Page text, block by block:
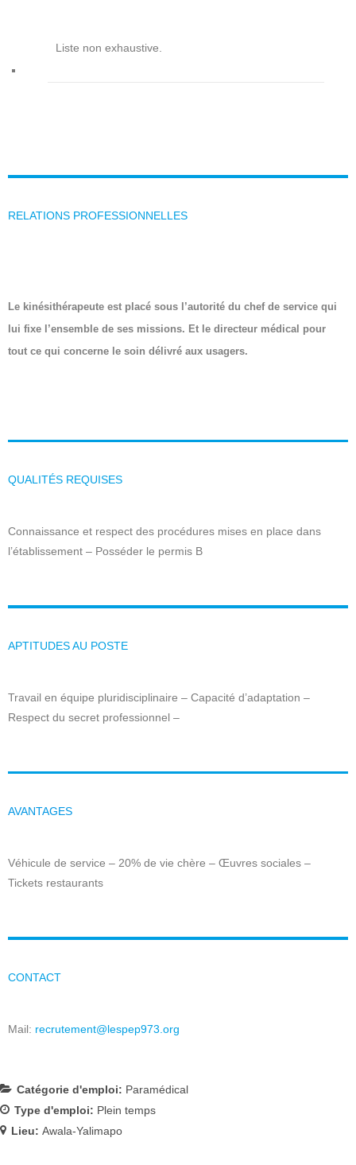
Liste non exhaustive.
RELATIONS PROFESSIONNELLES
Le kinésithérapeute est placé sous l’autorité du chef de service qui
lui fixe l’ensemble de ses missions. Et le directeur médical pour
tout ce qui concerne le soin délivré aux usagers.
QUALITÉS REQUISES
Connaissance et respect des procédures mises en place dans
l’établissement – Posséder le permis B
APTITUDES AU POSTE
Travail en équipe pluridisciplinaire – Capacité d’adaptation –
Respect du secret professionnel –
AVANTAGES
Véhicule de service – 20% de vie chère – Œuvres sociales –
Tickets restaurants
CONTACT
Mail: recrutement@lespep973.org
Catégorie d'emploi: Paramédical
Type d'emploi: Plein temps
Lieu: Awala-Yalimapo